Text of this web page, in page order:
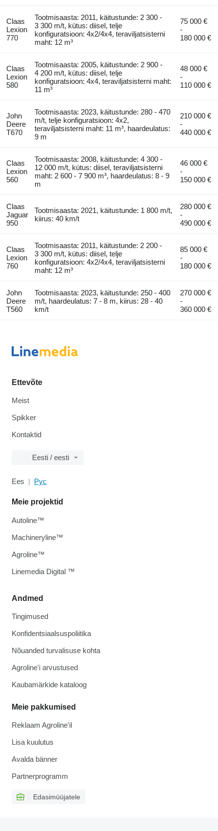
Claas
Lexion
770
Tootmisaasta: 2011, käitustunde: 2 300 -
3 300 m/t, kütus: diisel, telje
konfiguratsioon: 4x2/4x4, teraviljatsisterni
maht: 12 m³
75 000 €
-
180 000 €
Claas
Lexion
580
Tootmisaasta: 2005, käitustunde: 2 900 -
4 200 m/t, kütus: diisel, telje
konfiguratsioon: 4x4, teraviljatsisterni maht:
11 m³
48 000 €
-
110 000 €
John
Deere
T670
Tootmisaasta: 2023, käitustunde: 280 - 470
m/t, telje konfiguratsioon: 4x2,
teraviljatsisterni maht: 11 m³, haardeulatus:
9 m
210 000 €
-
440 000 €
Claas
Lexion
560
Tootmisaasta: 2008, käitustunde: 4 300 -
12 000 m/t, kütus: diisel, teraviljatsisterni
maht: 2 600 - 7 900 m³, haardeulatus: 8 - 9
m
46 000 €
-
150 000 €
Claas
Jaguar
950
Tootmisaasta: 2021, käitustunde: 1 800 m/t,
kiirus: 40 km/t
280 000 €
-
490 000 €
Claas
Lexion
760
Tootmisaasta: 2011, käitustunde: 2 200 -
3 300 m/t, kütus: diisel, telje
konfiguratsioon: 4x2/4x4, teraviljatsisterni
maht: 12 m³
85 000 €
-
180 000 €
John
Deere
T560
Tootmisaasta: 2023, käitustunde: 250 - 400
m/t, haardeulatus: 7 - 8 m, kiirus: 28 - 40
km/t
270 000 €
-
360 000 €
Ettevõte
Meist
Spikker
Kontaktid
Eesti / eesti
Ees Рус
Andmed
Tingimused
Konfidentsiaalsuspoliitika
Nõuanded turvalisuse kohta
Agroline'i arvustused
Kaubamärkide kataloog
Meie pakkumised
Reklaam Agroline'il
Lisa kuulutus
Avalda bänner
Partnerprogramm
Edasimüüjatele
Meie projektid
Autoline™
Machineryline™
Agroline™
Linemedia Digital ™